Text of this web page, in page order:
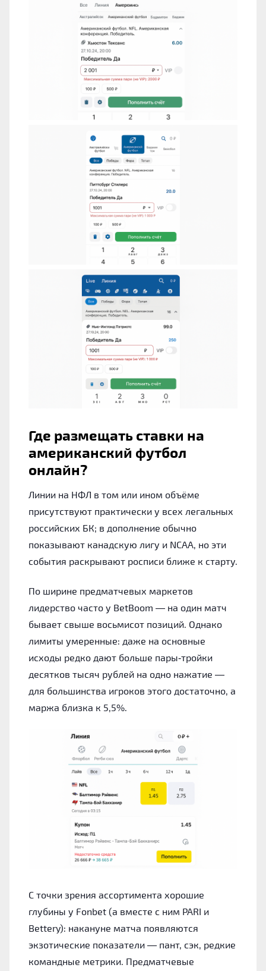
Где размещать ставки на
американский футбол
онлайн?
Линии на НФЛ в том или ином объёме
присутствуют практически у всех легальных
российских БК; в дополнение обычно
показывают канадскую лигу и NCAA, но эти
события раскрывают росписи ближе к старту.
По ширине предматчевых маркетов
лидерство часто у BetBoom — на один матч
бывает свыше восьмисот позиций. Однако
лимиты умеренные: даже на основные
исходы редко дают больше пары‑тройки
десятков тысяч рублей на одно нажатие —
для большинства игроков этого достаточно, а
маржа близка к 5,5%.
С точки зрения ассортимента хорошие
глубины у Fonbet (а вместе с ним PARI и
Bettery): накануне матча появляются
экзотические показатели — пант, сэк, редкие
командные метрики. Предматчевые